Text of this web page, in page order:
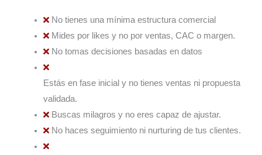
No tienes una mínima estructura comercial
Mides por likes y no por ventas, CAC o margen.
No tomas decisiones basadas en datos
Estás en fase inicial y no tienes ventas ni propuesta
validada.
Buscas milagros y no eres capaz de ajustar.
No haces seguimiento ni nurturing de tus clientes.